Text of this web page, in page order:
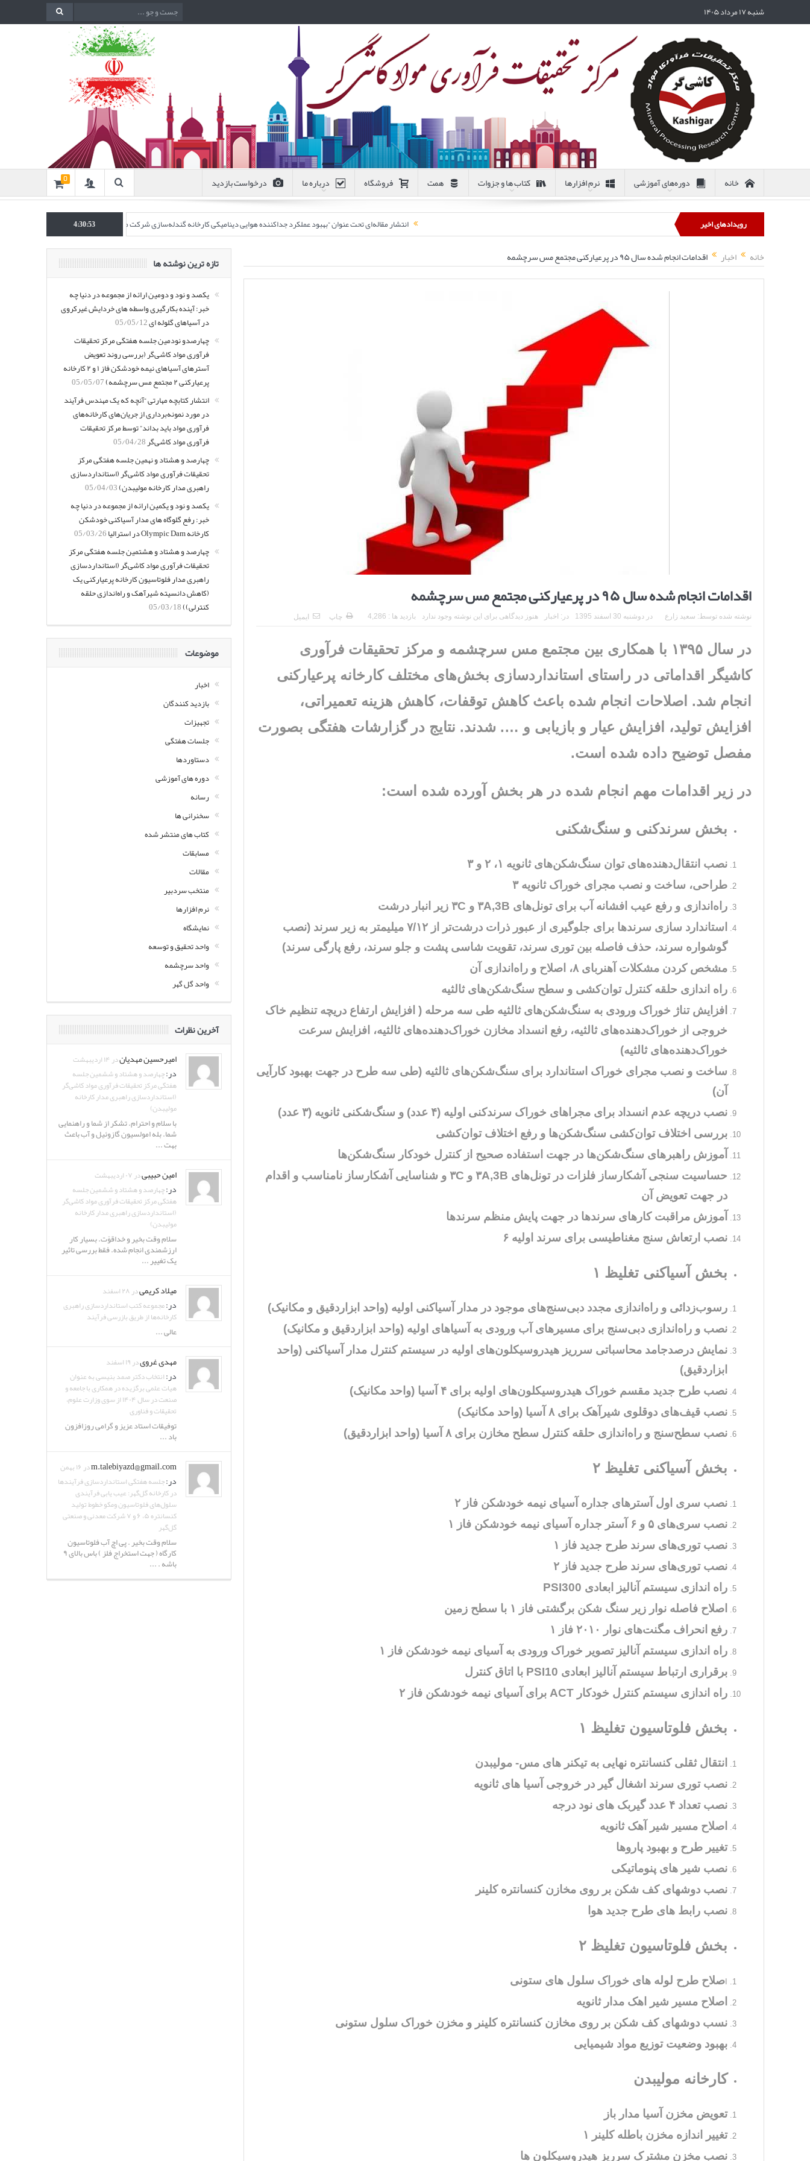
شنبه ۱۷ مرداد ۱۴۰۵
خانه دوره‌های آموزشی نرم افزارها کتاب ها و جزوات همت فروشگاه درباره ما درخواست بازدید 0
رویدادهای اخیر انتشار مقاله‌ای تحت عنوان “بهبود عملکرد جداکننده هوایی دینامیکی کارخانه گندله‌سازی شرکت معدنی و صنعتی گل‌گهر” در نشریه
4:30:54
خانه اخبار اقدامات انجام شده سال ۹۵ در پرعیارکنی مجتمع مس سرچشمه
اقدامات انجام شده سال ۹۵ در پرعیارکنی مجتمع مس سرچشمه
نوشته شده توسط: سعید زارع دردوشنبه 30 اسفند 1395 در: اخبار هنوز دیدگاهی برای این نوشته وجود ندارد بازدید ها : 4,286 چاپ ایمیل
در سال ۱۳۹۵ با همکاری بین مجتمع مس سرچشمه و مرکز تحقیقات فرآوری
کاشیگر اقداماتی در راستای استانداردسازی بخش‌های مختلف کارخانه پرعیارکنی
انجام شد. اصلاحات انجام شده باعث کاهش توقفات، کاهش هزینه تعمیراتی،
افزایش تولید، افزایش عیار و بازیابی و …. شدند. نتایج در گزارشات هفتگی بصورت
مفصل توضیح داده شده است.
در زیر اقدامات مهم انجام شده در هر بخش آورده شده است:
بخش سرندکنی و سنگ‌شکنی
نصب انتقال‌دهنده‌های توان سنگ‌شکن‌های ثانویه ۱، ۲ و ۳
طراحی، ساخت و نصب مجرای خوراک ثانویه ۳
راه‌اندازی و رفع عیب افشانه آب برای تونل‌های ۳A,3B و ۳C زیر انبار درشت
استاندارد سازی سرندها برای جلوگیری از عبور ذرات درشت‌تر از ۷/۱۲ میلیمتر به زیر سرند (نصب
گوشواره سرند، حذف فاصله بین توری سرند، تقویت شاسی پشت و جلو سرند، رفع پارگی سرند)
مشخص کردن مشکلات آهنربای ۸، اصلاح و راه‌اندازی آن
راه اندازی حلقه کنترل توان‌کشی و سطح سنگ‌شکن‌های ثالثیه
افزایش تناژ خوراک ورودی به سنگ‌شکن‌های ثالثیه طی سه مرحله ( افزایش ارتفاع دریچه تنظیم خاک
خروجی از خوراک‌دهنده‌های ثالثیه، رفع انسداد مخازن خوراک‌دهنده‌های ثالثیه، افزایش سرعت
خوراک‌دهنده‌های ثالثیه)
ساخت و نصب مجرای خوراک استاندارد برای سنگ‌شکن‌های ثالثیه (طی سه طرح در جهت بهبود کارآیی
آن)
نصب دریچه عدم انسداد برای مجراهای خوراک سرندکنی اولیه (۴ عدد) و سنگ‌شکنی ثانویه (۳ عدد)
بررسی اختلاف توان‌کشی سنگ‌شکن‌ها و رفع اختلاف توان‌کشی
آموزش راهبرهای سنگ‌شکن‌ها در جهت استفاده صحیح از کنترل خودکار سنگ‌شکن‌ها
حساسیت سنجی آشکارساز فلزات در تونل‌های ۳A,3B و ۳C و شناسایی آشکارساز نامناسب و اقدام
در جهت تعویض آن
آموزش مراقبت کارهای سرندها در جهت پایش منظم سرندها
نصب ارتعاش سنج مغناطیسی برای سرند اولیه ۶
بخش آسیاکنی تغلیظ ۱
رسوب‌زدائی و راه‌اندازی مجدد دبی‌سنج‌های موجود در مدار آسیاکنی اولیه (واحد ابزاردقیق و مکانیک)
نصب و راه‌اندازی دبی‌سنج برای مسیرهای آب ورودی به آسیاهای اولیه (واحد ابزاردقیق و مکانیک)
نمایش درصدجامد محاسباتی سرریز هیدروسیکلون‌های اولیه در سیستم کنترل مدار آسیاکنی (واحد
ابزاردقیق)
نصب طرح جدید مقسم خوراک هیدروسیکلون‌های اولیه برای ۴ آسیا (واحد مکانیک)
نصب قیف‌های دوقلوی شیرآهک برای ۸ آسیا (واحد مکانیک)
نصب سطح‌سنج و راه‌اندازی حلقه کنترل سطح مخازن برای ۸ آسیا (واحد ابزاردقیق)
بخش آسیاکنی تغلیظ ۲
نصب سری اول آسترهای جداره آسیای نیمه خودشکن فاز ۲
نصب سری‌های ۵ و ۶ آستر جداره آسیای نیمه خودشکن فاز ۱
نصب توری‌های سرند طرح جدید فاز ۱
نصب توری‌های سرند طرح جدید فاز ۲
راه اندازی سیستم آنالیز ابعادی PSI300
اصلاح فاصله نوار زیر سنگ شکن برگشتی فاز ۱ با سطح زمین
رفع انحراف مگنت‌های نوار ۲۰۱۰ فاز ۱
راه اندازی سیستم آنالیز تصویر خوراک ورودی به آسیای نیمه خودشکن فاز ۱
برقراری ارتباط سیستم آنالیز ابعادی PSI10 با اتاق کنترل
راه اندازی سیستم کنترل خودکار ACT برای آسیای نیمه خودشکن فاز ۲
بخش فلوتاسیون تغلیظ ۱
انتقال ثقلی کنسانتره نهایی به تیکنر های مس- مولیبدن
نصب توری سرند اشغال گیر در خروجی آسیا های ثانویه
نصب تعداد ۴ عدد گیربک های نود درجه
اصلاح مسیر شیر آهک ثانویه
تغییر طرح و بهبود پاروها
نصب شیر های پنوماتیکی
نصب دوشهای کف شکن بر روی مخازن کنسانتره کلینر
نصب رابط های طرح جدید هوا
بخش فلوتاسیون تغلیظ ۲
اصلاح طرح لوله های خوراک سلول های ستونی
اصلاح مسیر شیر اهک مدار ثانویه
نسب دوشهای کف شکن بر روی مخازن کنسانتره کلینر و مخزن خوراک سلول ستونی
بهبود وضعیت توزیع مواد شیمیایی
کارخانه مولیبدن
تعویض مخزن آسیا مدار باز
تغییر اندازه مخزن باطله کلینر ۱
نصب مخزن مشترک سرریز هیدروسیکلون ها
تازه ترین نوشته ها
یکصد و نود و دومین ارائه از مجموعه در دنیا چه
خبر: آینده بکارگیری واسطه های خردایش غیرکروی
در آسیاهای گلوله ای05/05/12
چهارصدو نودمین جلسه هفتگی مرکز تحقیقات
فرآوری مواد کاشی‌گر (بررسی روند تعویض
آسترهای آسیاهای نیمه خودشکن فاز ۱ و ۲ کارخانه
پرعیارکنی ۲ مجتمع مس سرچشمه)
05/05/07
انتشار کتابچه مهارتی “آنچه که یک مهندس فرآیند
در مورد نمونه‌برداری از جریان‌های کارخانه‌های
فرآوری مواد باید بداند” توسط مرکز تحقیقات
فرآوری مواد کاشی‌گر05/04/28
چهارصد و هشتاد و نهمین جلسه هفتگی مرکز
تحقیقات فرآوری مواد کاشی‌گر (استانداردسازی
راهبری مدار کارخانه مولیبدن)05/04/03
یکصد و نود و یکمین ارائه از مجموعه در دنیا چه
خبر: رفع گلوگاه های مدار آسیاکنی خودشکن
کارخانه Olympic Dam در استرالیا
05/03/26
چهارصد و هشتاد و هشتمین جلسه هفتگی مرکز
تحقیقات فرآوری مواد کاشی‌گر (استانداردسازی
راهبری مدار فلوتاسیون کارخانه پرعیارکنی یک
(کاهش دانسیته شیرآهک و راه‌اندازی حلقه
کنترلی))05/03/18
موضوعات
اخبار
بازدید کنندگان
تجهیزات
جلسات هفتگی
دستاوردها
دوره های آموزشی
رسانه
سخنرانی ها
کتاب های منتشر شده
مسابقات
مقالات
منتخب سردبیر
نرم افزارها
نمایشگاه
واحد تحقیق و توسعه
واحد سرچشمه
واحد گل گهر
آخرین نظرات
امیرحسین مهدیاندر ۱۴ اردیبهشت
در:چهارصد و هشتاد و ششمین جلسه
هفتگی مرکز تحقیقات فرآوری مواد کاشی‌گر
(استانداردسازی راهبری مدار کارخانه
مولیبدن)
با سلام و احترام. تشکر از شما و راهنمایی
شما. بله امولسیون گازوئیل و آب باعث
بهت ...
امین حبیبیدر ۰۷ اردیبهشت
در:چهارصد و هشتاد و ششمین جلسه
هفتگی مرکز تحقیقات فرآوری مواد کاشی‌گر
(استانداردسازی راهبری مدار کارخانه
مولیبدن)
سلام وقت بخیر و خداقوّت. بسیار کار
ارزشمندی انجام شده. فقط بررسی تاثیر
یک تغییر ...
میلاد کریمیدر ۲۸ اسفند
در:مجموعه کتب استانداردسازی راهبری
کارخانه‌ها از طریق بازرسی فرآیند
عالی ...
مهدی غرویدر ۱۹ اسفند
در:انتخاب دکتر صمد بنیسی به عنوان
هیات علمی برگزیده در همکاری با جامعه و
صنعت در سال ۱۴۰۴ از سوی وزارت علوم،
تحقیقات و فناوری
توفیقات استاد عزیز و گرامی روزافزون
باد ...
m.talebiyazd@gmail.comدر ۱۶ بهمن
در:جلسه هفتگی استانداردسازی فرآیندها
در کارخانه گل‌گهر: عیب یابی فرآیندی
سلول‌های فلوتاسیون ومکو خطوط تولید
کنسانتره ۵، ۶ و ۷ شرکت معدنی و صنعتی
گل‌گهر
سلام وقت بخیر . پی اچ آب فلوتاسیون
کارگاه ( جهت استخراج فلز ) باس بالای ۹
باشه . ...